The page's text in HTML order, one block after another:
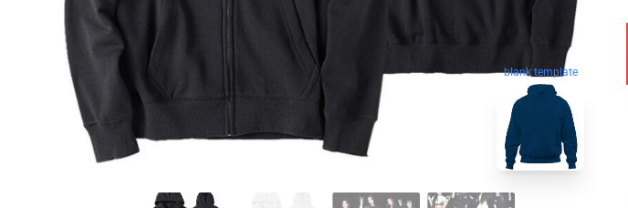
blank template